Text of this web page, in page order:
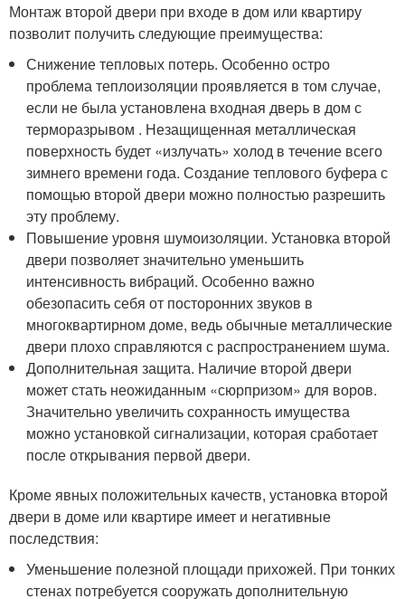
Монтаж второй двери при входе в дом или квартиру
позволит получить следующие преимущества:
Снижение тепловых потерь. Особенно остро
проблема теплоизоляции проявляется в том случае,
если не была установлена входная дверь в дом с
терморазрывом . Незащищенная металлическая
поверхность будет «излучать» холод в течение всего
зимнего времени года. Создание теплового буфера с
помощью второй двери можно полностью разрешить
эту проблему.
Повышение уровня шумоизоляции. Установка второй
двери позволяет значительно уменьшить
интенсивность вибраций. Особенно важно
обезопасить себя от посторонних звуков в
многоквартирном доме, ведь обычные металлические
двери плохо справляются с распространением шума.
Дополнительная защита. Наличие второй двери
может стать неожиданным «сюрпризом» для воров.
Значительно увеличить сохранность имущества
можно установкой сигнализации, которая сработает
после открывания первой двери.
Кроме явных положительных качеств, установка второй
двери в доме или квартире имеет и негативные
последствия:
Уменьшение полезной площади прихожей. При тонких
стенах потребуется сооружать дополнительную